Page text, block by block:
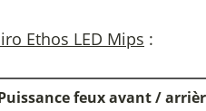
Ethos LED Mips :
feux avant /